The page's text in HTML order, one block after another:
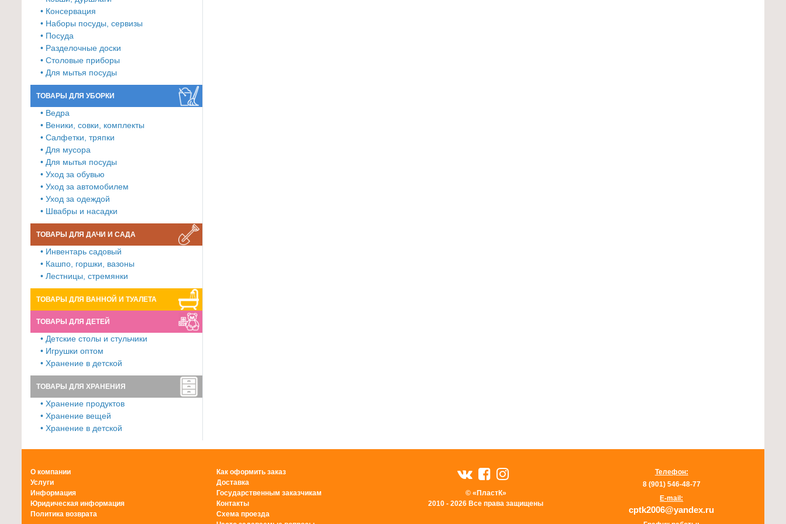
• Консервация
• Наборы посуды, сервизы
• Посуда
• Разделочные доски
• Столовые приборы
• Для мытья посуды
ТОВАРЫ ДЛЯ УБОРКИ
• Ведра
• Веники, совки, комплекты
• Салфетки, тряпки
• Для мусора
• Для мытья посуды
• Уход за обувью
• Уход за автомобилем
• Уход за одеждой
• Швабры и насадки
ТОВАРЫ ДЛЯ ДАЧИ И САДА
• Инвентарь садовый
• Кашпо, горшки, вазоны
• Лестницы, стремянки
ТОВАРЫ ДЛЯ ВАННОЙ И ТУАЛЕТА
ТОВАРЫ ДЛЯ ДЕТЕЙ
• Детские столы и стульчики
• Игрушки оптом
• Хранение в детской
ТОВАРЫ ДЛЯ ХРАНЕНИЯ
• Хранение продуктов
• Хранение вещей
• Хранение в детской
О компании
Услуги
Информация
Юридическая информация
Политика возврата
Как оформить заказ
Доставка
Государственным заказчикам
Контакты
Схема проезда
© «ПластК»
2010 - 2026 Все права защищены
Телефон:
8 (901) 546-48-77
E-mail:
cptk2006@yandex.ru
Товары
ванной
туалета
Товары
для
Товары
хранения